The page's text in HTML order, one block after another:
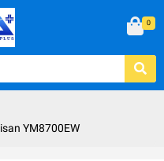
0
YM8700EW